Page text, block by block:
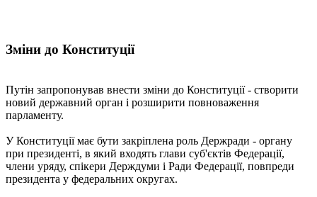
Зміни до Конституції
Путін запропонував внести зміни до Конституції - створити
новий державний орган і розширити повноваження
парламенту.
У Конституції має бути закріплена роль Держради - органу
при президенті, в який входять глави суб'єктів Федерації,
члени уряду, спікери Держдуми і Ради Федерації, повпреди
президента у федеральних округах.